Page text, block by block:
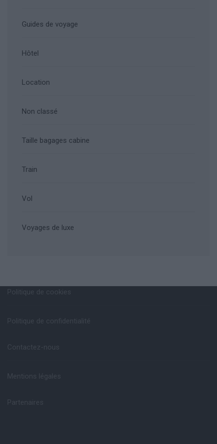
Guides de voyage
Hôtel
Location
Non classé
Taille bagages cabine
Train
Vol
Voyages de luxe